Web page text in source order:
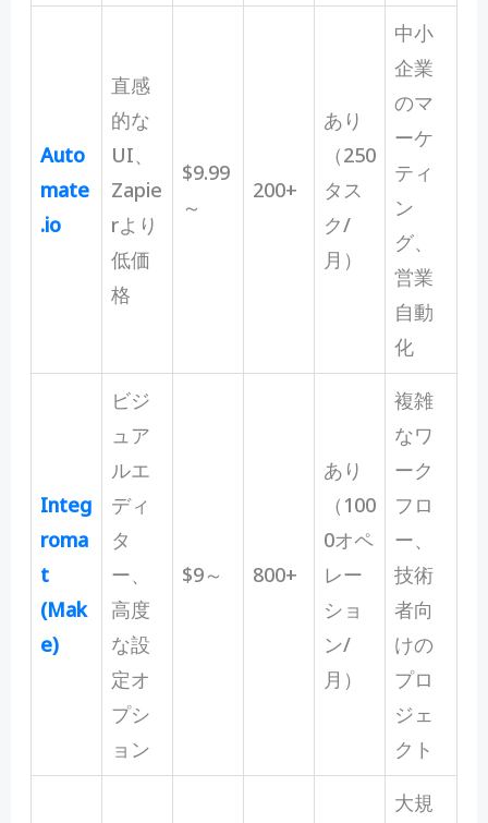
Auto
mate
.io
直感
的な
UI、
Zapie
rより
低価
格
$9.99
～
200+
あり
（250
タス
ク/
月）
中小
企業
のマ
ーケ
ティ
ン
グ、
営業
自動
化
Integ
roma
t
(Mak
e)
ビジ
ュア
ルエ
ディ
タ
ー、
高度
な設
定オ
プシ
ョン
$9～ 800+
あり
（100
0オペ
レー
ショ
ン/
月）
複雑
なワ
ーク
フロ
ー、
技術
者向
けの
プロ
ジェ
クト
大規